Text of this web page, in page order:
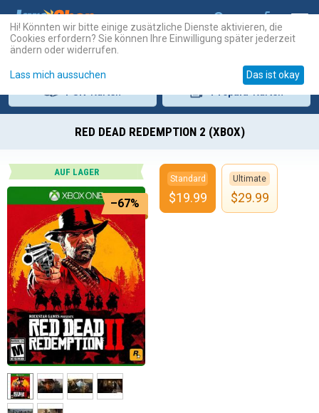
RED DEAD REDEMPTION 2 (XBOX)
AUF LAGER
–67%
Standard
$19.99
Ultimate
$29.99
Hi! Könnten wir bitte einige zusätzliche Dienste aktivieren, die
Cookies erfordern? Sie können Ihre Einwilligung später jederzeit
ändern oder widerrufen.
Lass mich aussuchen Das ist okay